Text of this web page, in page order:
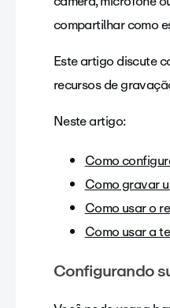
compartilhar como
Este artigo discute
recursos de
Neste artigo:
Como
Como gravar
Como usar o
Como usar a
Configurando